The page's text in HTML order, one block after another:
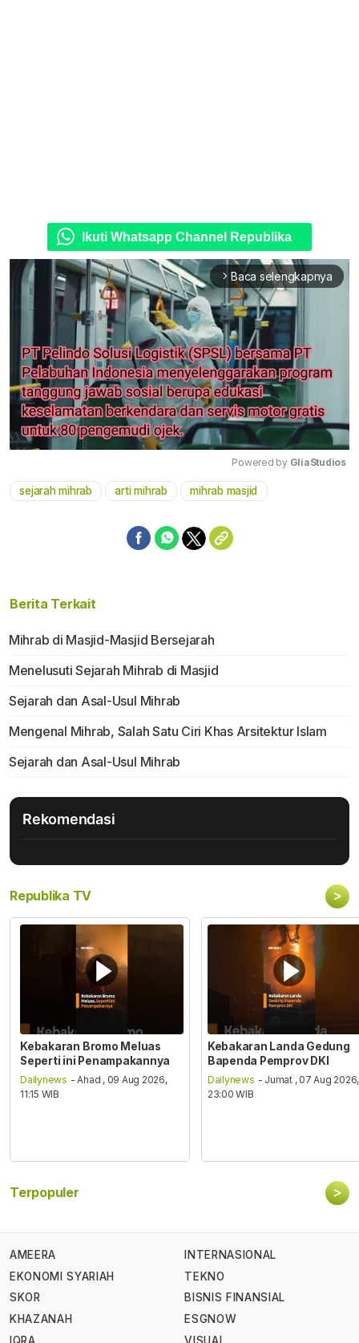
Ikuti Whatsapp Channel Republika
arrow_forward_ios Baca selengkapnya
Powered by GliaStudios
sejarah mihrab arti mihrab mihrab masjid
Berita Terkait
Mihrab di Masjid-Masjid Bersejarah
Menelusuti Sejarah Mihrab di Masjid
Sejarah dan Asal-Usul Mihrab
Mengenal Mihrab, Salah Satu Ciri Khas Arsitektur Islam
Sejarah dan Asal-Usul Mihrab
Rekomendasi
Republika TV >
Kebakaran Bromo Meluas
Seperti ini Penampakannya
Dailynews - Ahad , 09 Aug 2026,
11:15 WIB
Kebakaran Landa Gedung
Bapenda Pemprov DKI
Dailynews - Jumat , 07 Aug 2026,
23:00 WIB
Terpopuler >
AMEERA
EKONOMI SYARIAH
SKOR
KHAZANAH
IQRA
INTERNASIONAL
TEKNO
BISNIS FINANSIAL
ESGNOW
VISUAL